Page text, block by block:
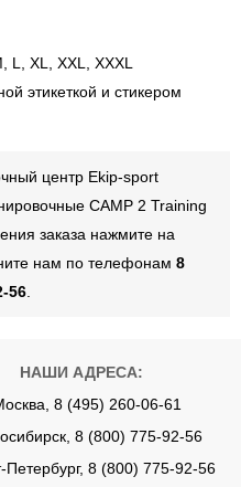
L, XL, XXL, XXXL
этикеткой и стикером
центр Ekip-sport
CAMP 2 Training
заказа нажмите на
нам по телефонам 8
56
НАШИ АДРЕСА:
8 (495) 260-06-61
8 (800) 775-92-56
Петербург, 8 (800) 775-92-56